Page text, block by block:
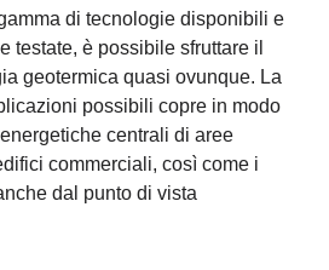
di tecnologie disponibili e
testate, è possibile sfruttare il
geotermica quasi ovunque. La
possibili copre in modo
centrali di aree
commerciali, così come i
dal punto di vista